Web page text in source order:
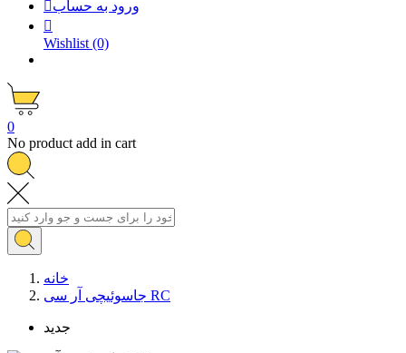
ورود به حساب

Wishlist (0)
0
No product add in cart
خانه
جاسوئیچی آر سی RC
جدید